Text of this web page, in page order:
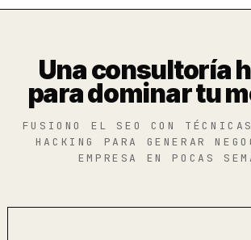
Una consultoría
para dominar tu
FUSIONO EL SEO CON TÉCNICAS
HACKING PARA GENERAR
EMPRESA EN POCAS